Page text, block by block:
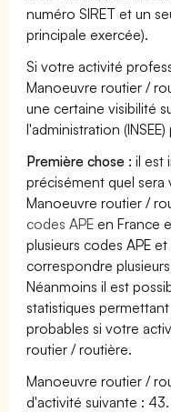
numéro SIRET et un
principale exercée).
Si votre activité
Manoeuvre routier /
une certaine visibilité
l'administration
Première chose : il est
précisément quel
Manoeuvre routier /
codes APE en France
plusieurs codes APE
correspondre
Néanmoins il est
statistiques
probables si votre
routier / routière.
Manoeuvre routier /
d'activité suivante :